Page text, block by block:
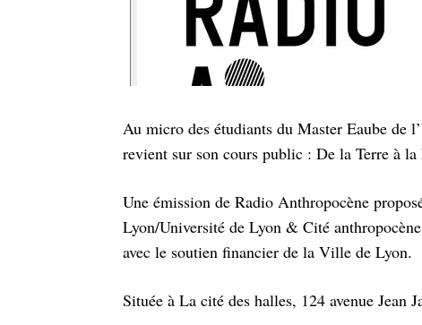
Au micro des étudiants du Master Eaube de
revient sur son cours public : De la Terre à
Une émission de Radio Anthropocène
Lyon/Université de Lyon & Cité
avec le soutien financier de la Ville de Lyon.
Située à La cité des halles, 124 avenue Jean